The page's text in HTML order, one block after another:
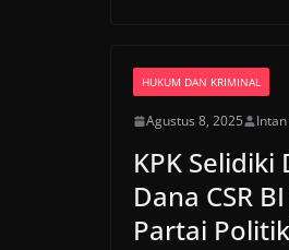
HUKUM DAN KRIMINAL
Agustus 8, 2025
KPK
Dana CSR
Partai Politik